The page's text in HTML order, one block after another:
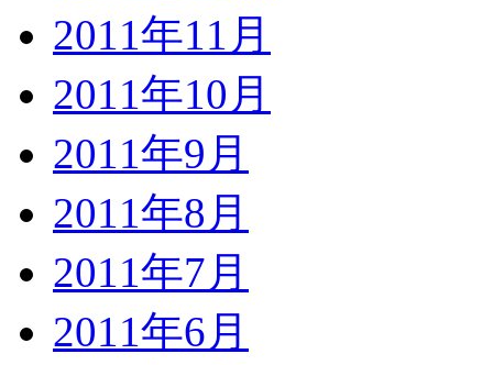
2011年11月
2011年10月
2011年9月
2011年8月
2011年7月
2011年6月